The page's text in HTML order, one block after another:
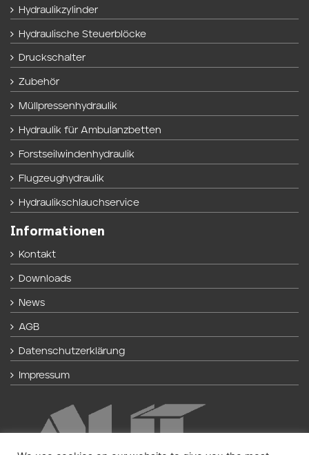
Hydraulikzylinder
Hydraulische Steuerblöcke
Druckschalter
Zubehör
Müllpressenhydraulik
Hydraulik für Ambulanzbetten
Forstseilwindenhydraulik
Flugzeughydraulik
Hydraulikschlauchservice
Informationen
Kontakt
Downloads
News
AGB
Datenschutzerklärung
Impressum